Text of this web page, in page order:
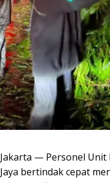
Jakarta — Personel
Jaya bertindak cepat